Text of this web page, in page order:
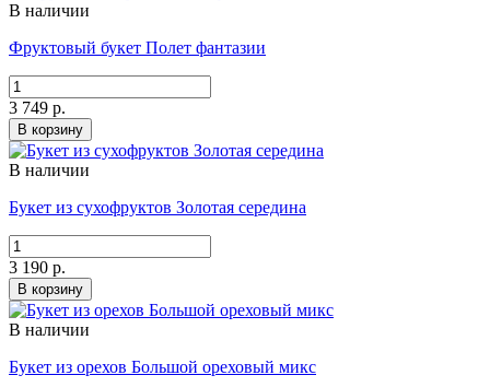
В наличии
Фруктовый букет Полет фантазии
3 749 р.
В корзину
В наличии
Букет из сухофруктов Золотая середина
3 190 р.
В корзину
В наличии
Букет из орехов Большой ореховый микс